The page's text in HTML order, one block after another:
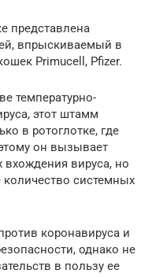
представлена
впрыскиваемый в
Primucell, Pfizer.
температурно-
этот штамм
в ротоглотке, где
он вызывает
вируса, но
количество системных
коронавируса и
однако не
в пользу ее